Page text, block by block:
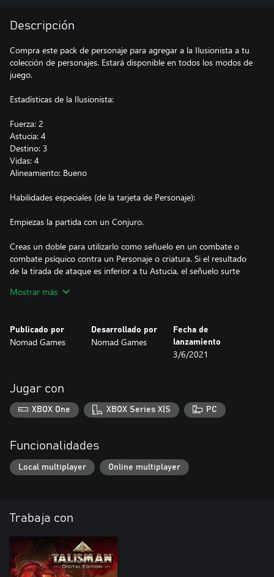
Descripción
Compra este pack de personaje para agregar a la Ilusionista a tu
colección de personajes. Estará disponible en todos los modos de
juego.
Estadísticas de la Ilusionista:
Fuerza: 2
Astucia: 4
Destino: 3
Vidas: 4
Alineamiento: Bueno
Habilidades especiales (de la tarjeta de Personaje):
Empiezas la partida con un Conjuro.
Creas un doble para utilizarlo como señuelo en un combate o
combate psíquico contra un Personaje o criatura. Si el resultado
de la tirada de ataque es inferior a tu Astucia, el señuelo surte
puntuación de ataque.
el Alineamiento, puedes oscurecer tu propio Alineamiento. Lanza
1 dado:
Mostrar más
Publicado por
Nomad Games
Desarrollado por
Nomad Games
Fecha de
lanzamiento
3/6/2021
Jugar con
XBOX One XBOX Series X|S PC
Funcionalidades
Local multiplayer Online multiplayer
Trabaja con